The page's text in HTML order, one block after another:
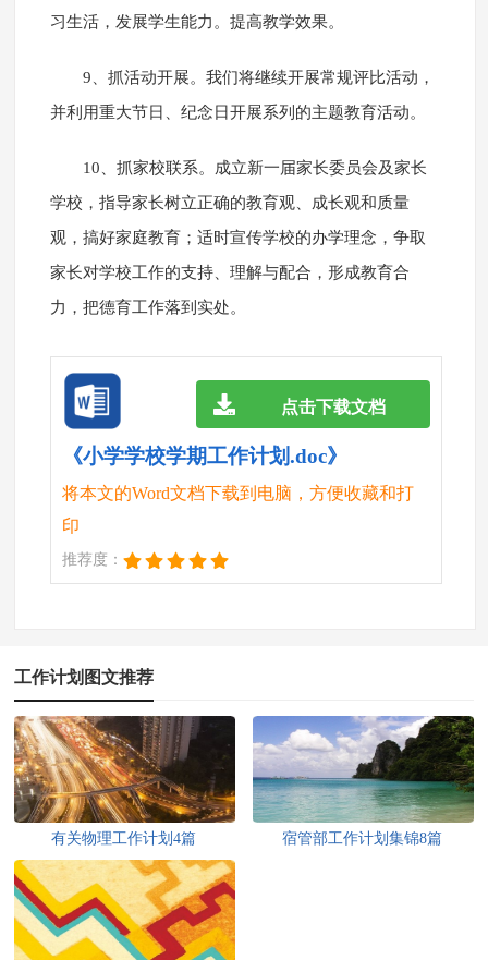
习生活，发展学生能力。提高教学效果。
9、抓活动开展。我们将继续开展常规评比活动，
并利用重大节日、纪念日开展系列的主题教育活动。
10、抓家校联系。成立新一届家长委员会及家长
学校，指导家长树立正确的教育观、成长观和质量
观，搞好家庭教育；适时宣传学校的办学理念，争取
家长对学校工作的支持、理解与配合，形成教育合
力，把德育工作落到实处。
《小学学校学期工作计划.doc》
将本文的Word文档下载到电脑，方便收藏和打
印
推荐度：
点击下载文档
工作计划图文推荐
有关物理工作计划4篇 宿管部工作计划集锦8篇